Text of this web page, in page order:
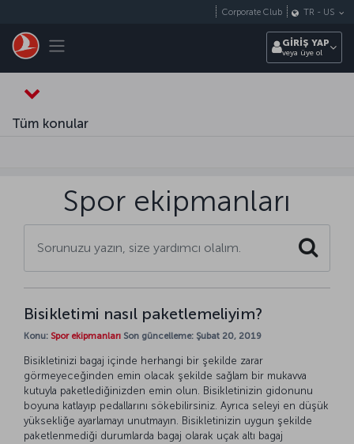
Toggle navigation
Corporate Club TR - US
GİRİŞ YAP
veya üye ol
Tüm konular
Spor ekipmanları
Search
Bisikletimi nasıl paketlemeliyim?
Konu: Spor ekipmanları Son güncelleme: Şubat 20, 2019
Bisikletinizi bagaj içinde herhangi bir şekilde zarar
görmeyeceğinden emin olacak şekilde sağlam bir mukavva
kutuyla paketlediğinizden emin olun. Bisikletinizin gidonunu
boyuna katlayıp pedallarını sökebilirsiniz. Ayrıca seleyi en düşük
yüksekliğe ayarlamayı unutmayın. Bisikletinizin uygun şekilde
paketlenmediği durumlarda bagaj olarak uçak altı bagaj